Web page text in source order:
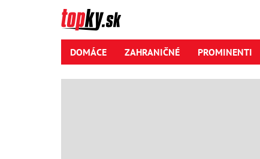
DOMÁCE ZAHRANIČNÉ PROMINENTI